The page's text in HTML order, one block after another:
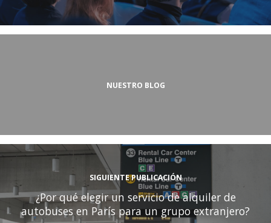
NUESTRO BLOG
SIGUIENTE PUBLICACIÓN
¿Por qué elegir un servicio de alquiler de
autobuses en París para un grupo extranjero?